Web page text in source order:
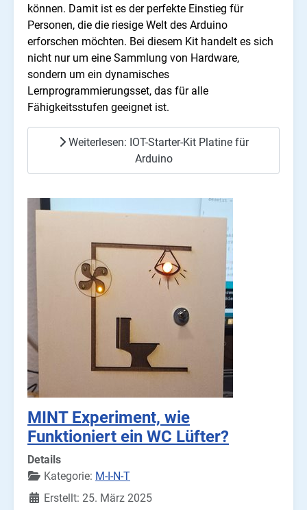
können. Damit ist es der perfekte Einstieg für
Personen, die die riesige Welt des Arduino
erforschen möchten. Bei diesem Kit handelt es sich
nicht nur um eine Sammlung von Hardware,
sondern um ein dynamisches
Lernprogrammierungsset, das für alle
Fähigkeitsstufen geeignet ist.
Weiterlesen: IOT-Starter-Kit Platine für
Arduino
MINT Experiment, wie
Funktioniert ein WC Lüfter?
Details
Kategorie: M-I-N-T
Erstellt: 25. März 2025